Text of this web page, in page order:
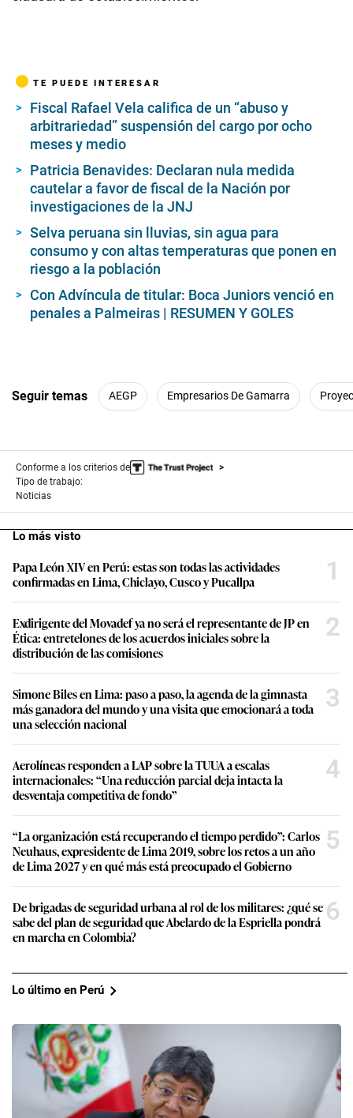
TE PUEDE INTERESAR
Fiscal Rafael Vela califica de un “abuso y
arbitrariedad” suspensión del cargo por ocho
meses y medio
Patricia Benavides: Declaran nula medida
cautelar a favor de fiscal de la Nación por
investigaciones de la JNJ
Selva peruana sin lluvias, sin agua para
consumo y con altas temperaturas que ponen en
riesgo a la población
Con Advíncula de titular: Boca Juniors venció en
penales a Palmeiras | RESUMEN Y GOLES
Seguir temas AEGP Empresarios De Gamarra
Conforme a los criterios de
Tipo de trabajo:
Noticias
Lo más visto
Papa León XIV en Perú: estas son todas las actividades
confirmadas en Lima, Chiclayo, Cusco y Pucallpa
1
Exdirigente del Movadef ya no será el representante de JP en
Ética: entretelones de los acuerdos iniciales sobre la
distribución de las comisiones
2
Simone Biles en Lima: paso a paso, la agenda de la gimnasta
más ganadora del mundo y una visita que emocionará a toda
una selección nacional
3
Aerolíneas responden a LAP sobre la TUUA a escalas
internacionales: “Una reducción parcial deja intacta la
desventaja competitiva de fondo”
4
“La organización está recuperando el tiempo perdido”: Carlos
Neuhaus, expresidente de Lima 2019, sobre los retos a un año
de Lima 2027 y en qué más está preocupado el Gobierno
5
De brigadas de seguridad urbana al rol de los militares: ¿qué se
sabe del plan de seguridad que Abelardo de la Espriella pondrá
en marcha en Colombia?
6
Lo último en Perú